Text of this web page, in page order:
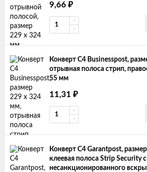
9,66 ₽
Конверт С4 Businesspost,
отрывная полоса стрип,
55 мм
11,31 ₽
Конверт C4 Garantpost,
клеевая полоса Strip Security
несанкционированного